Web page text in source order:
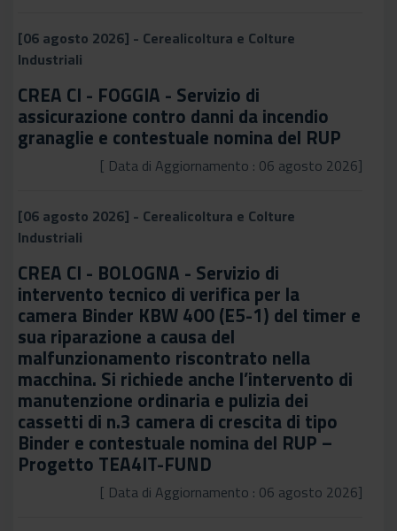
[06 agosto 2026] - Cerealicoltura e Colture
Industriali
CREA CI - FOGGIA - Servizio di
assicurazione contro danni da incendio
granaglie e contestuale nomina del RUP
[ Data di Aggiornamento : 06 agosto 2026]
[06 agosto 2026] - Cerealicoltura e Colture
Industriali
CREA CI - BOLOGNA - Servizio di
intervento tecnico di verifica per la
camera Binder KBW 400 (E5-1) del timer e
sua riparazione a causa del
malfunzionamento riscontrato nella
macchina. Si richiede anche l’intervento di
manutenzione ordinaria e pulizia dei
cassetti di n.3 camera di crescita di tipo
Binder e contestuale nomina del RUP –
Progetto TEA4IT-FUND
[ Data di Aggiornamento : 06 agosto 2026]